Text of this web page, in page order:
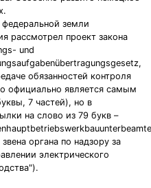
земли
рассмотрел проект закона
und
обязанностей контроля
официально является самым
7 частей), но в
на слово из 79 букв –
органа по надзору за
электрического